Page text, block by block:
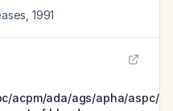
1991
acpm/ada/ags/apha/aspc/